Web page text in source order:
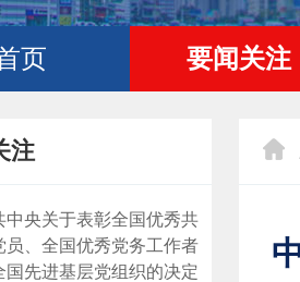
页 要闻关注
注
中央关于表彰全国优秀共
员、全国优秀党务工作者
国先进基层党组织的决定